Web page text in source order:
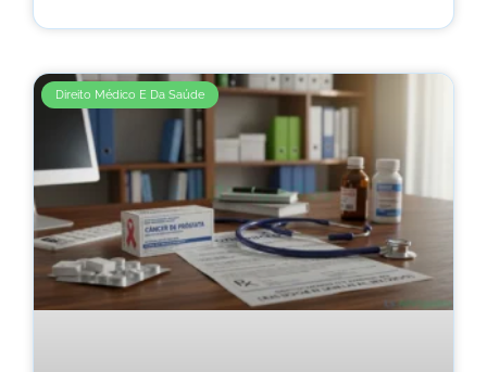
Direito Médico E Da Saúde